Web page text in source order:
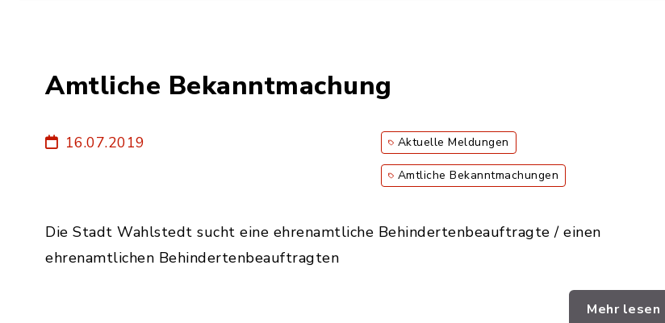
Amtliche Bekanntmachung
16.07.2019 Aktuelle Meldungen
Amtliche Bekanntmachungen
Die Stadt Wahlstedt sucht eine ehrenamtliche Behindertenbeauftragte / einen
ehrenamtlichen Behindertenbeauftragten
Mehr lesen